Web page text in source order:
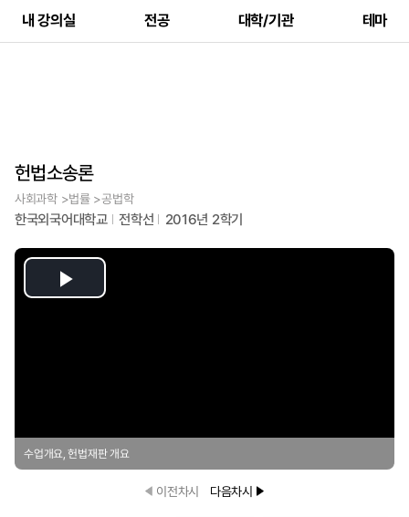
내 강의실 전공 대학/기관 테마
헌법소송론
사회과학 >법률 >공법학
한국외국어대학교 전학선 2016년 2학기
Play
수업개요, 헌법재판 개요
이전차시 다음차시